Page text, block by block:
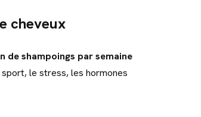
cheveux
de shampoings par semaine
le stress, les hormones